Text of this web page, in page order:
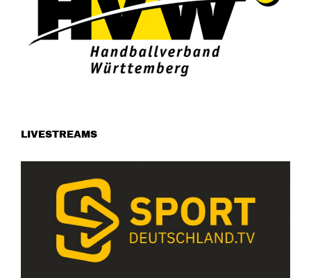
LIVESTREAMS